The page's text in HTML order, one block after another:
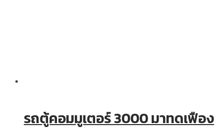
รถตู้คอมมูเตอร์ 3000 มาทดเฟือง